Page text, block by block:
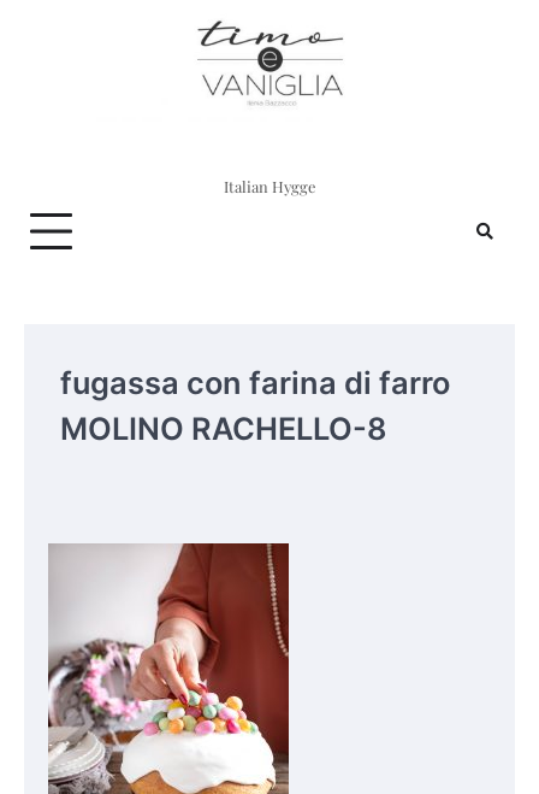
Italian Hygge
fugassa con farina di farro
MOLINO RACHELLO-8